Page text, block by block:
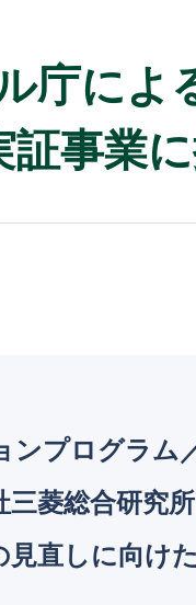
庁によ
証事業
ンプログラ
菱総合研究
直しに向け